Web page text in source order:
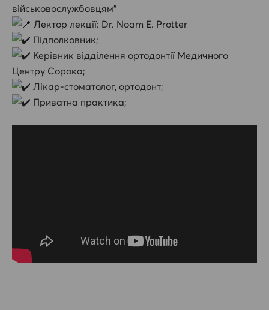
військовослужбовцям”
Лектор лекції: Dr. Noam E. Protter
Підполковник;
Керівник відділення ортодонтії Медичного
Центру Сорока;
Лікар-стоматолог, ортодонт;
Приватна практика;